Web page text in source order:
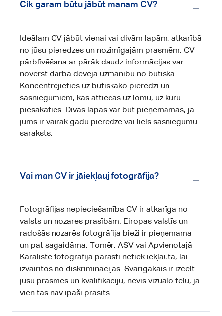
Cik garam būtu jābūt manam CV?
Ideālam CV jābūt vienai vai divām lapām, atkarībā
no jūsu pieredzes un nozīmīgajām prasmēm. CV
pārblīvēšana ar pārāk daudz informācijas var
novērst darba devēja uzmanību no būtiskā.
Koncentrējieties uz būtiskāko pieredzi un
sasniegumiem, kas attiecas uz lomu, uz kuru
piesakāties. Divas lapas var būt pieņemamas, ja
jums ir vairāk gadu pieredze vai liels sasniegumu
saraksts.
Vai man CV ir jāiekļauj fotogrāfija?
Fotogrāfijas nepieciešamība CV ir atkarīga no
valsts un nozares prasībām. Eiropas valstīs un
radošās nozarēs fotogrāfija bieži ir pieņemama
un pat sagaidāma. Tomēr, ASV vai Apvienotajā
Karalistē fotogrāfija parasti netiek iekļauta, lai
izvairītos no diskriminācijas. Svarīgākais ir izcelt
jūsu prasmes un kvalifikāciju, nevis vizuālo tēlu, ja
vien tas nav īpaši prasīts.